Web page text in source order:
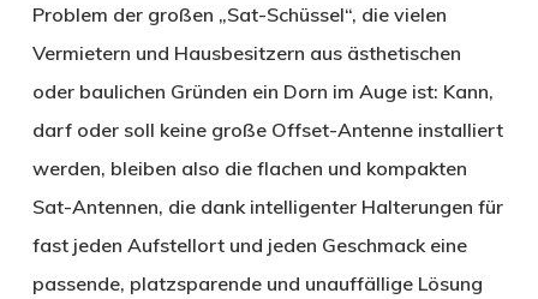
Problem der großen „Sat-Schüssel“, die vielen
Vermietern und Hausbesitzern aus ästhetischen
oder baulichen Gründen ein Dorn im Auge ist: Kann,
darf oder soll keine große Offset-Antenne installiert
werden, bleiben also die flachen und kompakten
Sat-Antennen, die dank intelligenter Halterungen für
fast jeden Aufstellort und jeden Geschmack eine
passende, platzsparende und unauffällige Lösung